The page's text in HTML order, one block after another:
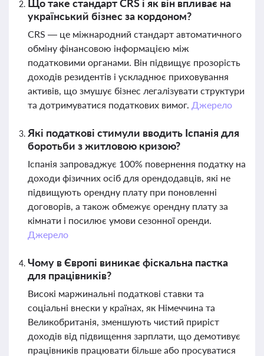
Що таке стандарт CRS і як він впливає на
український бізнес за кордоном?
CRS — це міжнародний стандарт автоматичного
обміну фінансовою інформацією між
податковими органами. Він підвищує прозорість
доходів резидентів і ускладнює приховування
активів, що змушує бізнес легалізувати структури
та дотримуватися податкових вимог. Джерело
Які податкові стимули вводить Іспанія для
боротьби з житловою кризою?
Іспанія запроваджує 100% повернення податку на
доходи фізичних осіб для орендодавців, які не
підвищують орендну плату при поновленні
договорів, а також обмежує орендну плату за
кімнати і посилює умови сезонної оренди.
Джерело
Чому в Європі виникає фіскальна пастка
для працівників?
Високі маржинальні податкові ставки та
соціальні внески у країнах, як Німеччина та
Великобританія, зменшують чистий приріст
доходів від підвищення зарплати, що демотивує
працівників працювати більше або просуватися